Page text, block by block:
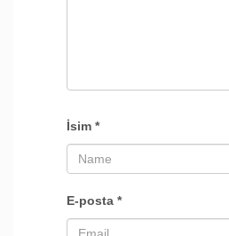
İsim *
E-posta *